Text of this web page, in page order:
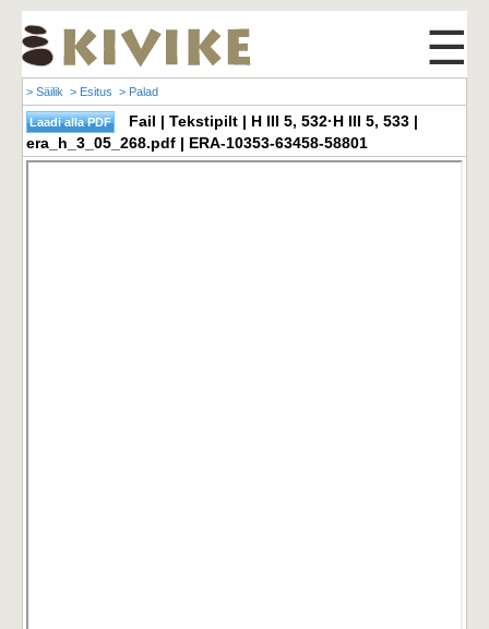
☰
> Säilik > Esitus > Palad
Fail | Tekstipilt | H III 5, 532·H III 5, 533 |
era_h_3_05_268.pdf | ERA-10353-63458-58801